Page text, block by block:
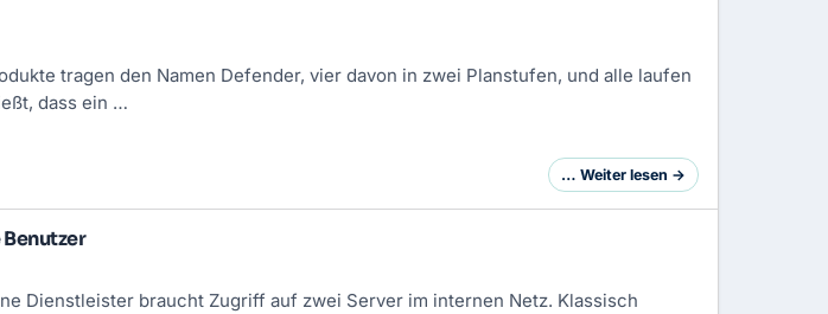
tragen den Namen Defender, vier davon in zwei Planstufen, und alle laufen
dass ein …
… Weiter lesen →
Dienstleister braucht Zugriff auf zwei Server im internen Netz. Klassisch